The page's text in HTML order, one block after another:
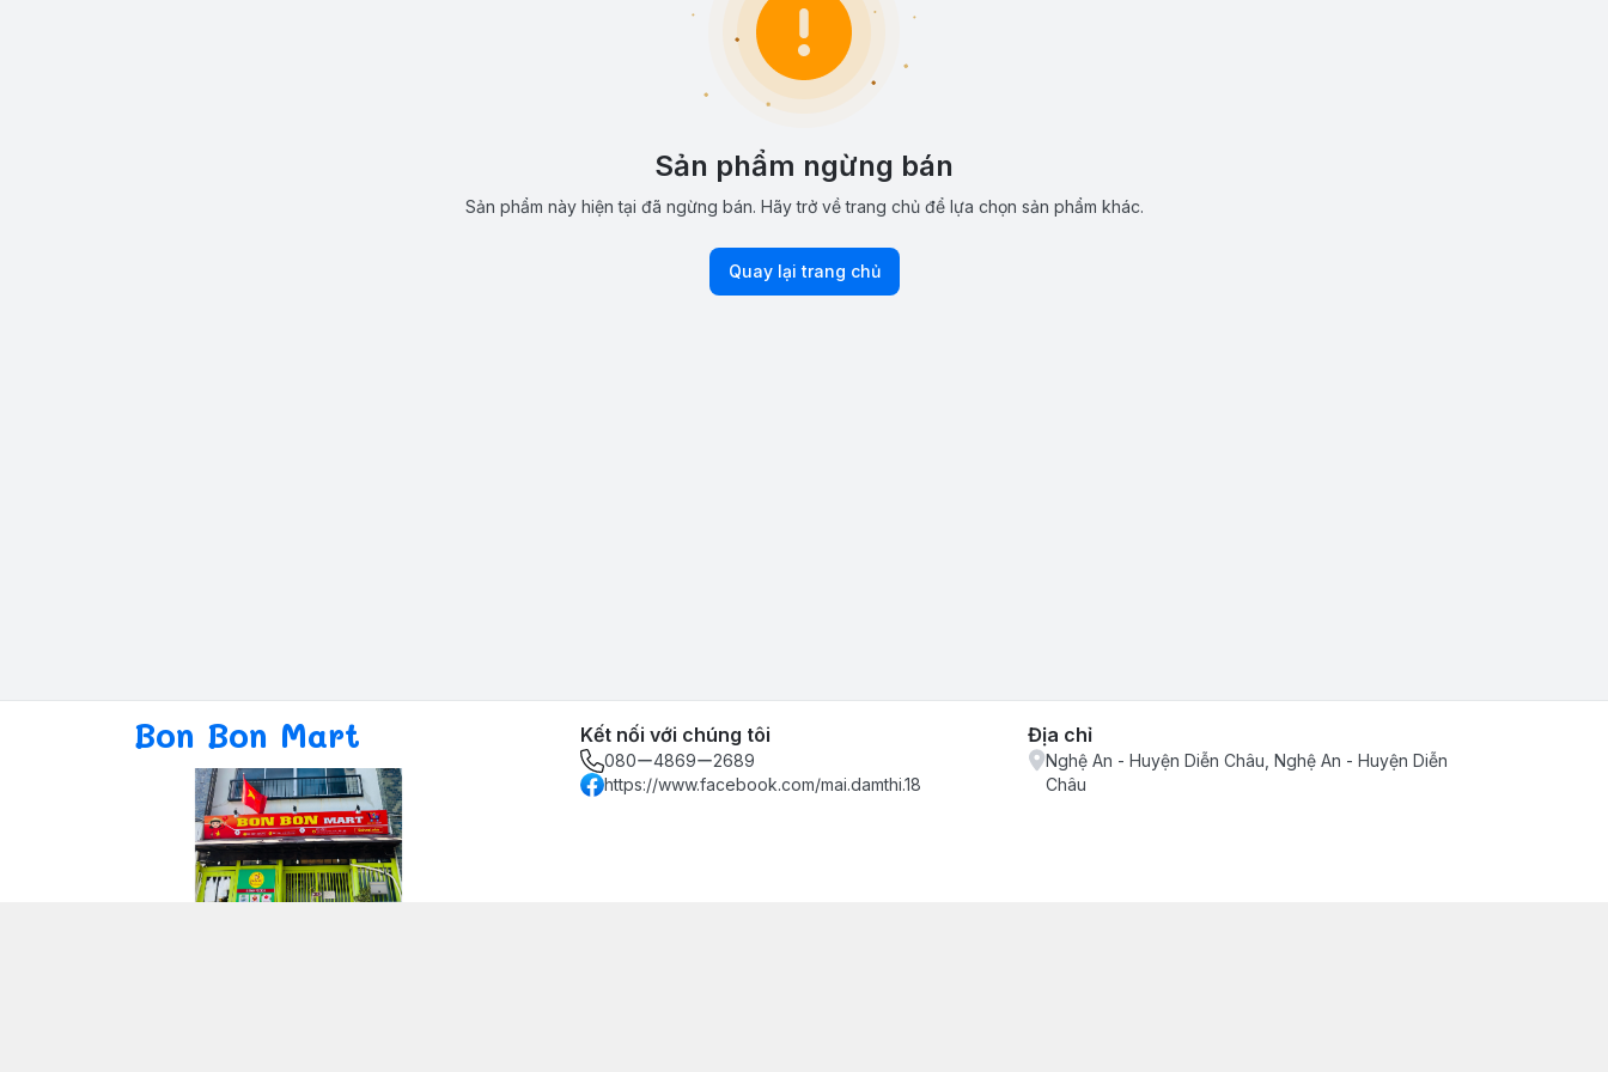
Sản phẩm ngừng bán
Sản phẩm này hiện tại đã ngừng bán. Hãy trở về trang chủ để lựa chọn sản phẩm khác.
Quay lại trang chủ
Bon Bon Mart Kết nối với chúng tôi
080ー4869ー2689
https://www.facebook.com/mai.damthi.18
Địa chỉ
Nghệ An - Huyện Diễn Châu, Nghệ An - Huyện Diễn
Châu